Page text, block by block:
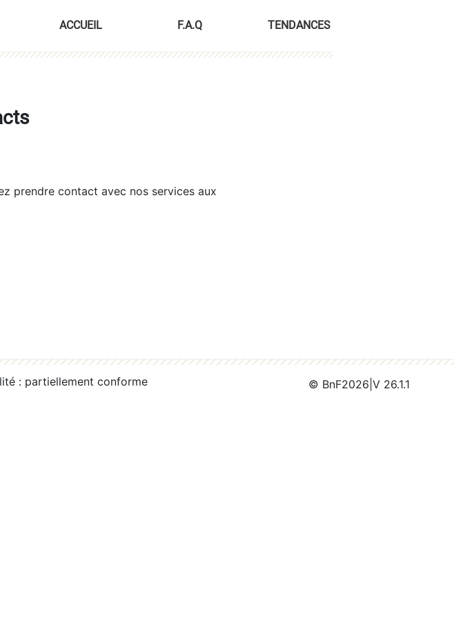
ACCUEIL F.A.Q TENDANCES
prendre contact avec nos services aux
: partiellement conforme © BnF2026 V 26.1.1